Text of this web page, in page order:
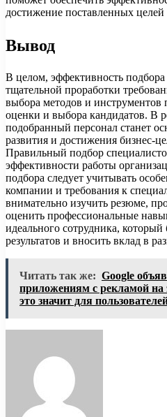
достижение поставленных
Вывод
В целом, эффективность подбора
тщательной проработки
выбора методов и инструментов
оценки и выбора кандидатов. В
подобранный персонал станет
развития и достижения бизнес-
Правильный подбор
эффективности работы
подбора следует учитывать
компании и требования к
внимательно изучить резюме,
оценить профессиональные
идеального сотрудника, который
результатов и вносить вклад в
Читать так же: Google
приложениям с рекламой на
это значит для